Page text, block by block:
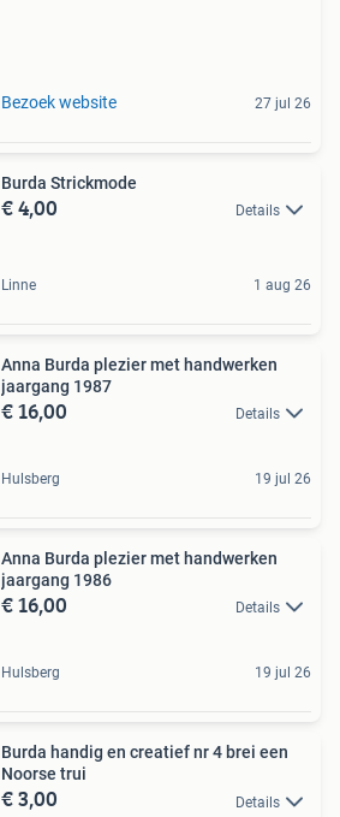
Bezoek website 27 jul 26
Burda Strickmode
€ 4,00 Details
Linne 1 aug 26
Anna Burda plezier met handwerken
jaargang 1987
€ 16,00 Details
Hulsberg 19 jul 26
Anna Burda plezier met handwerken
jaargang 1986
€ 16,00 Details
Hulsberg 19 jul 26
Burda handig en creatief nr 4 brei een
Noorse trui
€ 3,00 Details